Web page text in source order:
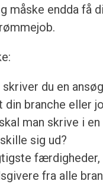
måske endda få
skriver du en
din branche eller
man skrive i
sig ud?
færdigheder,
fra alle